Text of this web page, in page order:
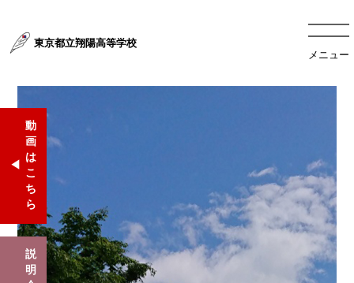
東京都立翔陽高等学校
メニュー
動
画
は
こ
ち
ら
説
明